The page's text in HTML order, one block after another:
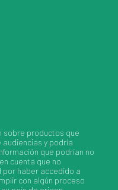
sobre productos que
y podría
que podrían no
cuenta que no
por haber accedido a
con algún proceso